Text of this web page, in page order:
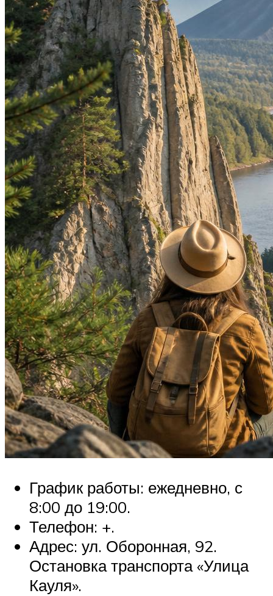
График работы: ежедневно, с
8:00 до 19:00.
Телефон: +.
Адрес: ул. Оборонная, 92.
Остановка транспорта «Улица
Кауля».